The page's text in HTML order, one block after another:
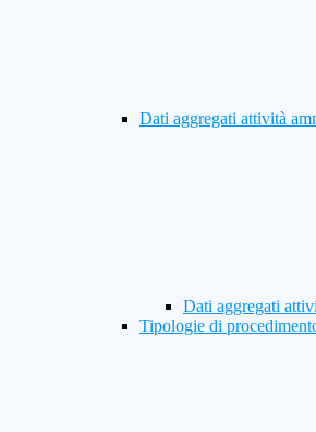
Dati aggregati attività
Dati aggregati
Tipologie di